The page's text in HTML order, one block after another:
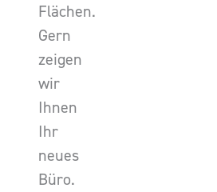
Flächen.
Gern
zeigen
wir
Ihnen
Ihr
neues
Büro.